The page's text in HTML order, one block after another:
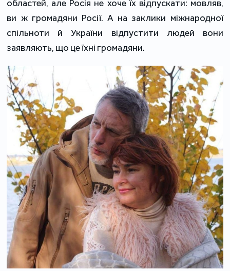
областей, але Росія не хоче їх відпускати: мовляв,
ви ж громадяни Росії. А на заклики міжнародної
спільноти й України відпустити людей вони
заявляють, що це їхні громадяни.